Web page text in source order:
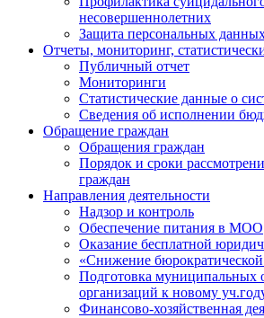
несовершеннолетних
Защита персональных
Отчеты, мониторинг,
Публичный отчет
Мониторинги
Статистические данные о
Сведения об исполнении
Обращение граждан
Обращения граждан
Порядок и сроки
граждан
Направления деятельности
Надзор и контроль
Обеспечение питания в МОО
Оказание бесплатной
«Снижение бюрократической
Подготовка муниципальных
организаций к новому
Финансово-хозяйственная